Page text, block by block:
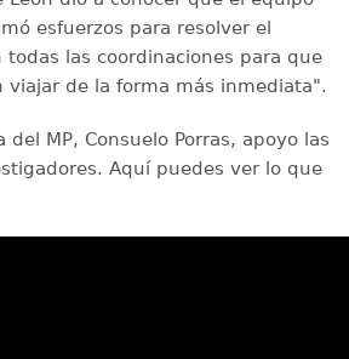
esfuerzos para resolver el
todas las coordinaciones para que
viajar de la forma más inmediata".
del MP, Consuelo Porras, apoyo las
Aquí puedes ver lo que